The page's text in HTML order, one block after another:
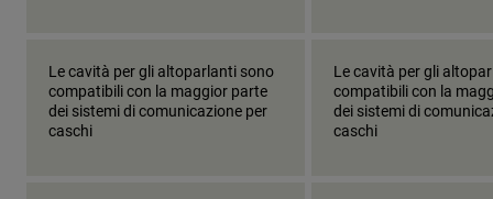
Le cavità per gli altoparlanti sono
compatibili con la maggior parte
dei sistemi di comunicazione per
caschi
Le cavità per gli
compatibili con la
dei sistemi di
caschi